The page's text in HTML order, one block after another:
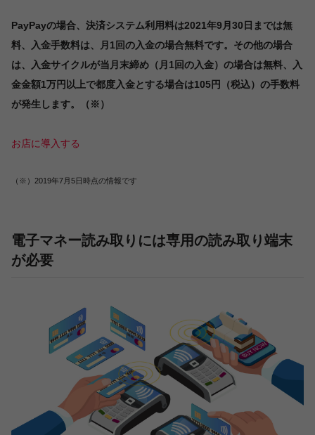
PayPayの場合、決済システム利用料は2021年9月30日までは無
料、入金手数料は、月1回の入金の場合無料です。その他の場合
は、入金サイクルが当月末締め（月1回の入金）の場合は無料、入
金金額1万円以上で都度入金とする場合は105円（税込）の手数料
が発生します。（※）
お店に導入する
（※）2019年7月5日時点の情報です
電子マネー読み取りには専用の読み取り端末
が必要